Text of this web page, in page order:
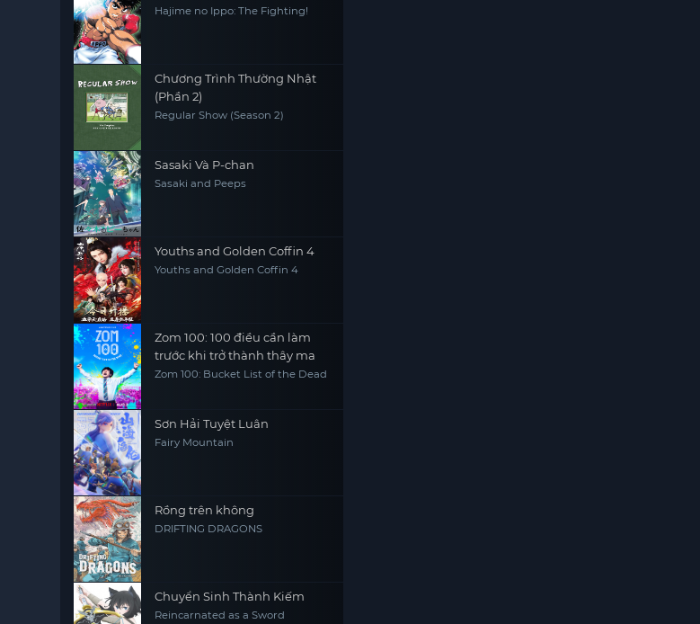
Hajime no Ippo: The Fighting!
Chương Trình Thường Nhật
(Phần 2)
Regular Show (Season 2)
Sasaki Và P-chan
Sasaki and Peeps
Youths and Golden Coffin 4
Youths and Golden Coffin 4
Zom 100: 100 điều cần làm
trước khi trở thành thây ma
Zom 100: Bucket List of the Dead
Sơn Hải Tuyệt Luân
Fairy Mountain
Rồng trên không
DRIFTING DRAGONS
Chuyển Sinh Thành Kiếm
Reincarnated as a Sword